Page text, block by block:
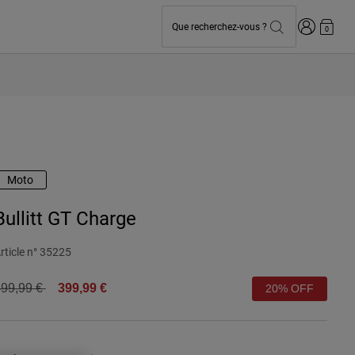
Que recherchez-vous ? Connexion
0
Moto
GT Charge
n° 35225
reduced from
€to 399,99 € 20% OFF